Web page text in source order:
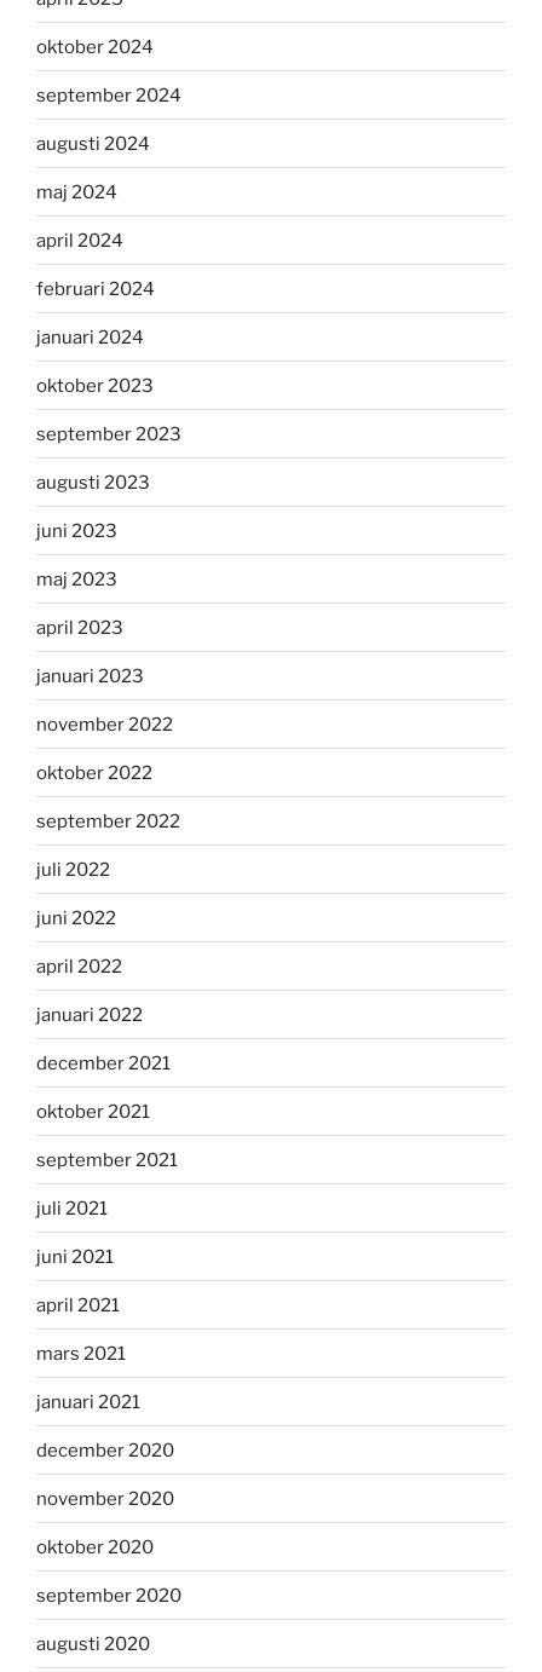
oktober 2024
september 2024
augusti 2024
maj 2024
april 2024
februari 2024
januari 2024
oktober 2023
september 2023
augusti 2023
juni 2023
maj 2023
april 2023
januari 2023
november 2022
oktober 2022
september 2022
juli 2022
juni 2022
april 2022
januari 2022
december 2021
oktober 2021
september 2021
juli 2021
juni 2021
april 2021
mars 2021
januari 2021
december 2020
november 2020
oktober 2020
september 2020
augusti 2020